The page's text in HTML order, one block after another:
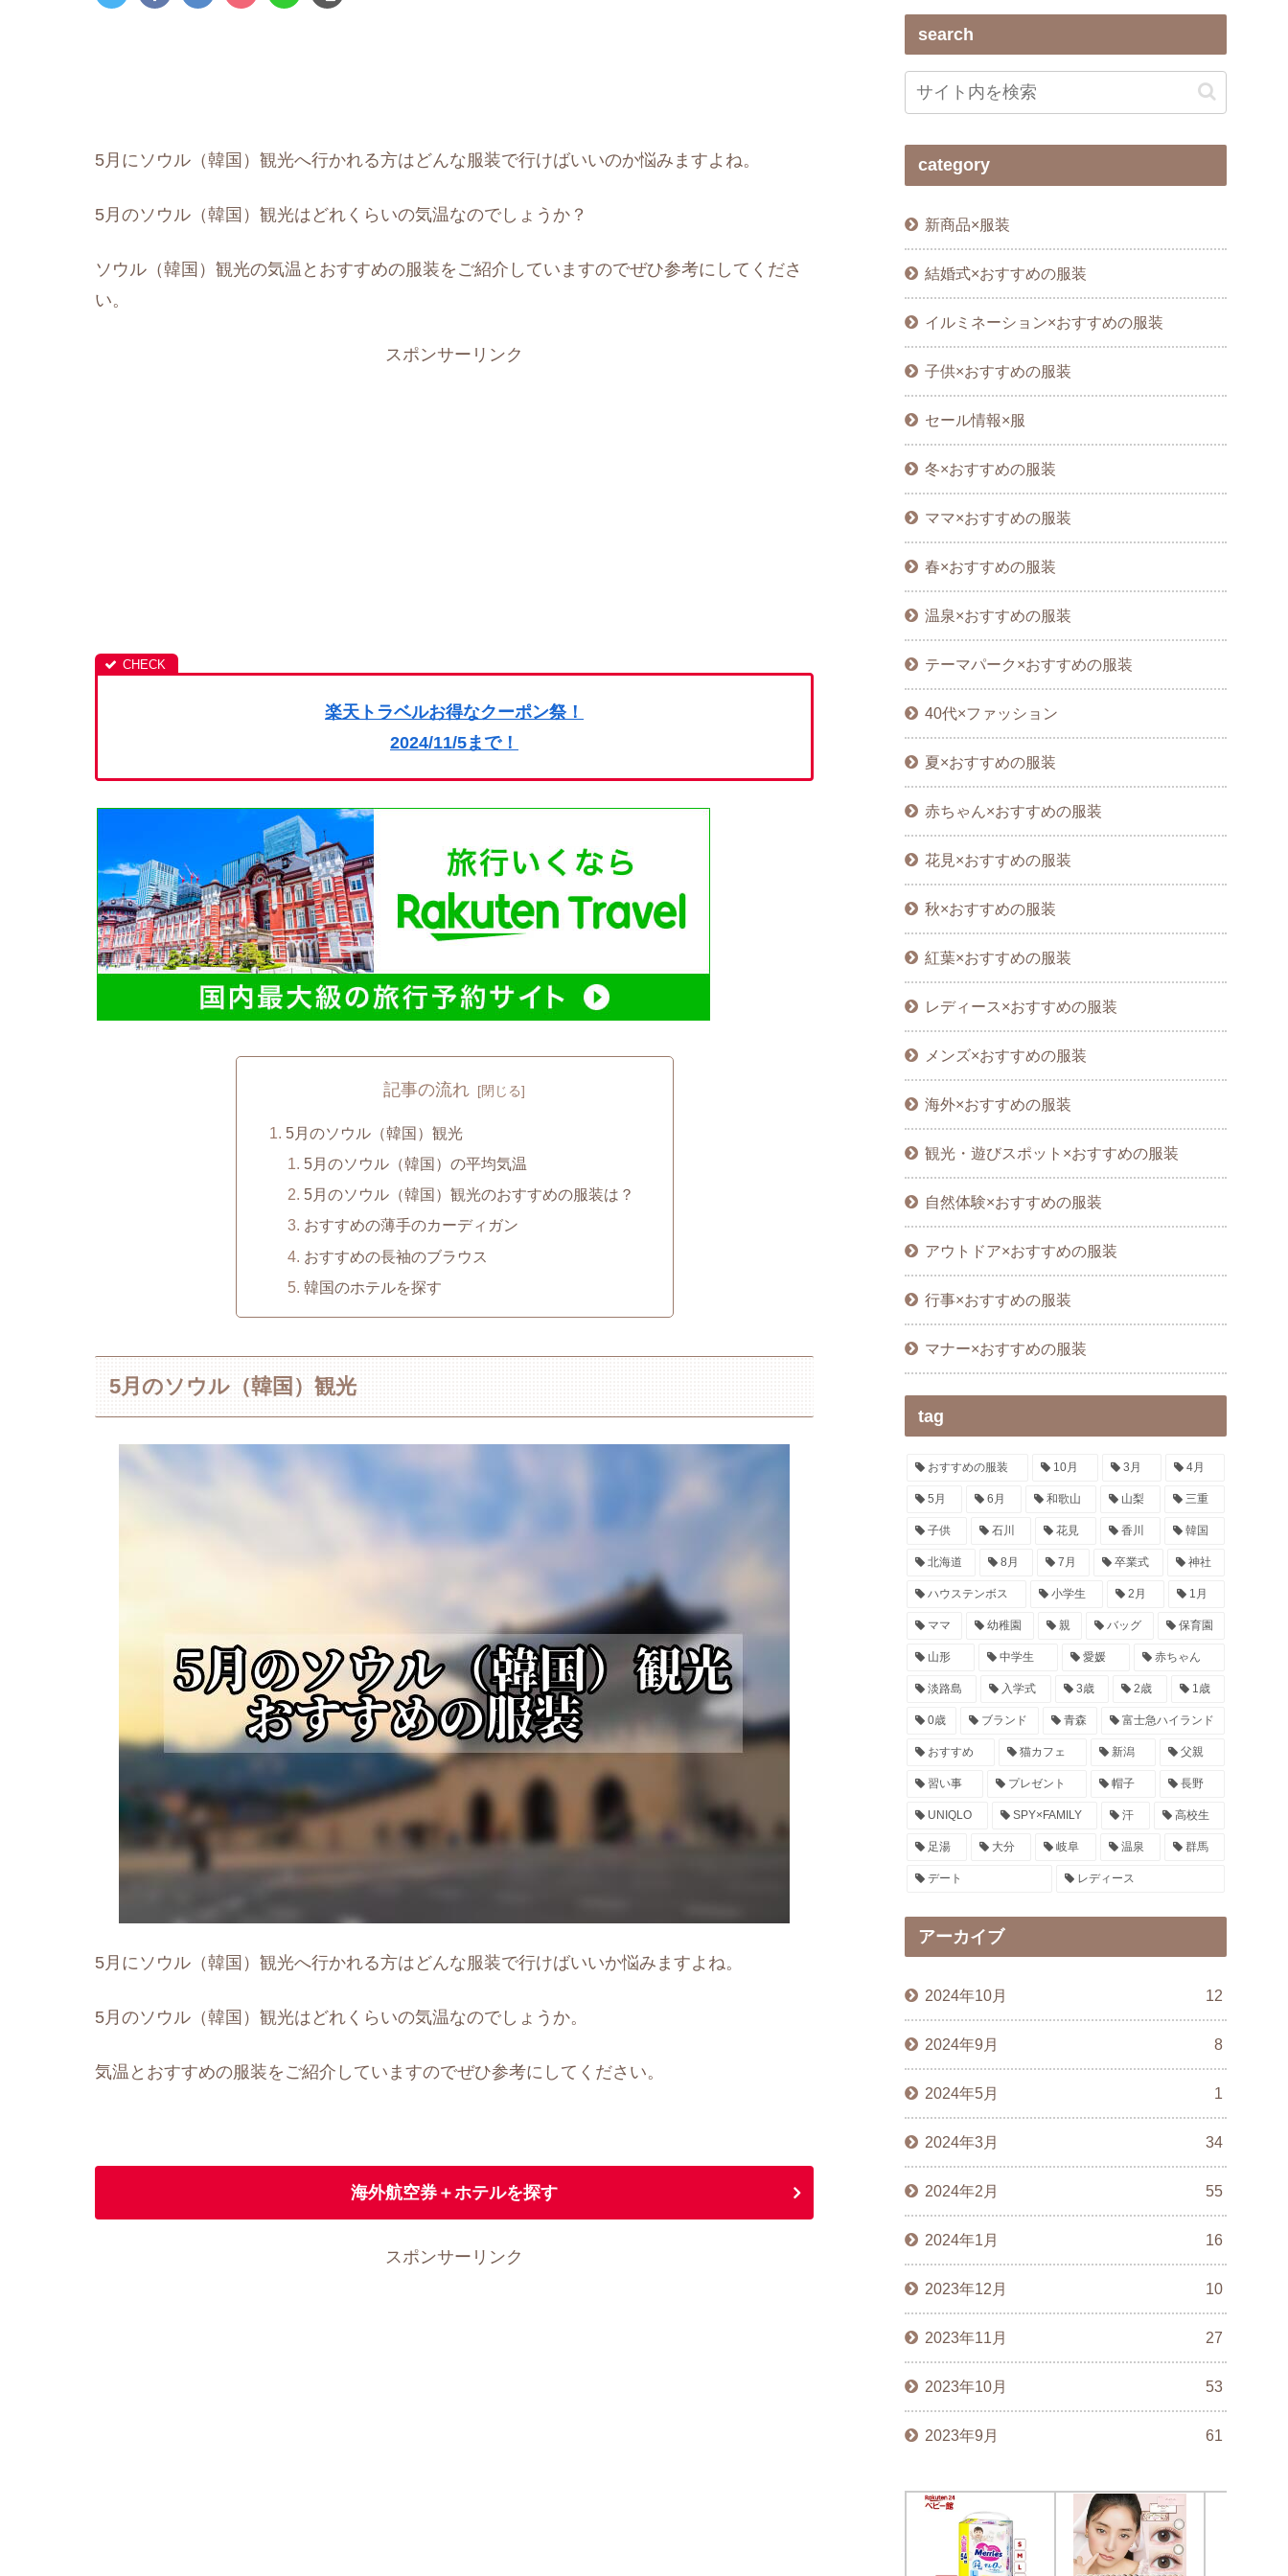
5月にソウル（韓国）観光へ行かれる方はどんな服装で行けばいいのか悩みますよね。
5月のソウル（韓国）観光はどれくらいの気温なのでしょうか？
ソウル（韓国）観光の気温とおすすめの服装をご紹介していますのでぜひ参考にしてくださ
い。
スポンサーリンク
楽天トラベルお得なクーポン祭！
2024/11/5まで！
記事の流れ
5月のソウル（韓国）観光
5月のソウル（韓国）の平均気温
5月のソウル（韓国）観光のおすすめの服装は？
おすすめの薄手のカーディガン
おすすめの長袖のブラウス
韓国のホテルを探す
5月のソウル（韓国）観光
5月にソウル（韓国）観光へ行かれる方はどんな服装で行けばいいか悩みますよね。
5月のソウル（韓国）観光はどれくらいの気温なのでしょうか。
気温とおすすめの服装をご紹介していますのでぜひ参考にしてください。
海外航空券＋ホテルを探す
スポンサーリンク
search
category
新商品×服装
結婚式×おすすめの服装
イルミネーション×おすすめの服装
子供×おすすめの服装
セール情報×服
冬×おすすめの服装
ママ×おすすめの服装
春×おすすめの服装
温泉×おすすめの服装
テーマパーク×おすすめの服装
40代×ファッション
夏×おすすめの服装
赤ちゃん×おすすめの服装
花見×おすすめの服装
秋×おすすめの服装
紅葉×おすすめの服装
レディース×おすすめの服装
メンズ×おすすめの服装
海外×おすすめの服装
観光・遊びスポット×おすすめの服装
自然体験×おすすめの服装
アウトドア×おすすめの服装
行事×おすすめの服装
マナー×おすすめの服装
tag
おすすめの服装 10月 3月 4月
5月 6月 和歌山 山梨 三重
子供 石川 花見 香川 韓国
北海道 8月 7月 卒業式 神社
ハウステンボス 小学生 2月 1月
ママ 幼稚園 親 バッグ 保育園
山形 中学生 愛媛 赤ちゃん
淡路島 入学式 3歳 2歳 1歳
0歳 ブランド 青森 富士急ハイランド
おすすめ 猫カフェ 新潟 父親
習い事 プレゼント 帽子 長野
UNIQLO SPY×FAMILY 汗 高校生
足湯 大分 岐阜 温泉 群馬
デート レディース
アーカイブ
2024年10月 12
2024年9月 8
2024年5月 1
2024年3月 34
2024年2月 55
2024年1月 16
2023年12月 10
2023年11月 27
2023年10月 53
2023年9月 61